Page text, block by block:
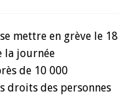
mettre en grève le 18
la journée
de 10 000
droits des personnes